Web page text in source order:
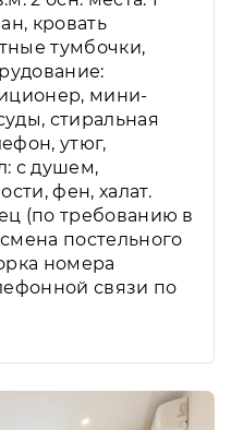
кровать
тумбочки,
мини-
стиральная
утюг,
с душем,
фен, халат.
(по требованию в
постельного
номера
связи по